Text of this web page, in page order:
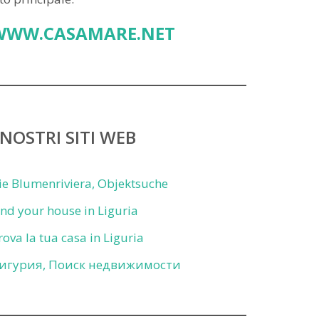
SITI WEB
Blumenriviera, Objektsuche
your house in Liguria
la tua casa in Liguria
Поиск недвижимости